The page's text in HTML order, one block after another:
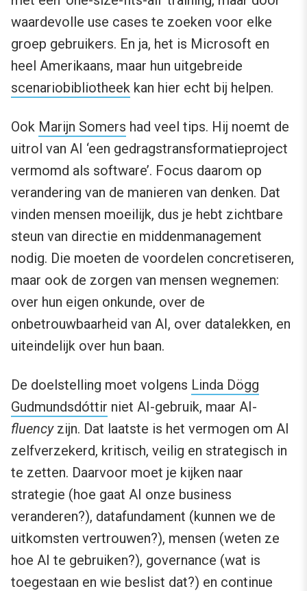
waardevolle use cases te zoeken voor elke
groep gebruikers. En ja, het is Microsoft en
heel Amerikaans, maar hun uitgebreide
scenariobibliotheek kan hier echt bij helpen.
Ook Marijn Somers had veel tips. Hij noemt de
uitrol van AI ‘een gedragstransformatieproject
vermomd als software’. Focus daarom op
verandering van de manieren van denken. Dat
vinden mensen moeilijk, dus je hebt zichtbare
steun van directie en middenmanagement
nodig. Die moeten de voordelen concretiseren,
maar ook de zorgen van mensen wegnemen:
over hun eigen onkunde, over de
onbetrouwbaarheid van AI, over datalekken, en
uiteindelijk over hun baan.
De doelstelling moet volgens Linda Dögg
Gudmundsdóttir niet AI-gebruik, maar AI-
fluencyzijn. Dat laatste is het vermogen om AI
zelfverzekerd, kritisch, veilig en strategisch in
te zetten. Daarvoor moet je kijken naar
strategie (hoe gaat AI onze business
veranderen?), datafundament (kunnen we de
uitkomsten vertrouwen?), mensen (weten ze
hoe AI te gebruiken?), governance (wat is
toegestaan en wie beslist dat?) en continue